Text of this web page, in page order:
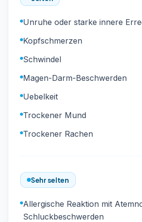
Unruhe oder starke innere
Kopfschmerzen
Schwindel
Magen-Darm-Beschwerden
Uebelkeit
Trockener Mund
Trockener Rachen
Sehr selten
Allergische Reaktion mit
Schluckbeschwerden